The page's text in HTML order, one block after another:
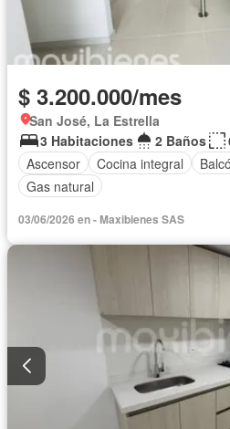
$ 3.200.000/mes
San José, La Estrella
3 Habitaciones
2 Baños
Ascensor
Cocina integral
Gas natural
03/06/2026 en - Maxibienes SAS